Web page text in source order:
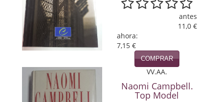
Segunda Guerra Mundial
Sobre Madrid
Tema Local
antes
11,0 €
ahora:
7,15 €
COMPRAR
VV.AA.
Naomi Campbell.
Top Model